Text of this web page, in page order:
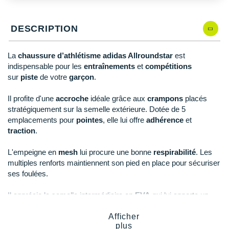
DESCRIPTION
La chaussure d’athlétisme adidas Allroundstar est
indispensable pour les entraînements et compétitions
sur piste de votre garçon.
Il profite d'une accroche idéale grâce aux crampons placés
stratégiquement sur la semelle extérieure. Dotée de 5
emplacements pour pointes, elle lui offre adhérence et
traction.
L'empeigne en mesh lui procure une bonne respirabilité. Les
multiples renforts maintiennent son pied en place pour sécuriser
ses foulées.
Il apprécie la semelle intermédiaire en EVA qui lui apporte un
Afficher
plus
DÉSTOCKAGE
+ Voir tous les accessoires
NNormal
Odlo
Orca
OVERSTIMS
Patagonia
Petzl